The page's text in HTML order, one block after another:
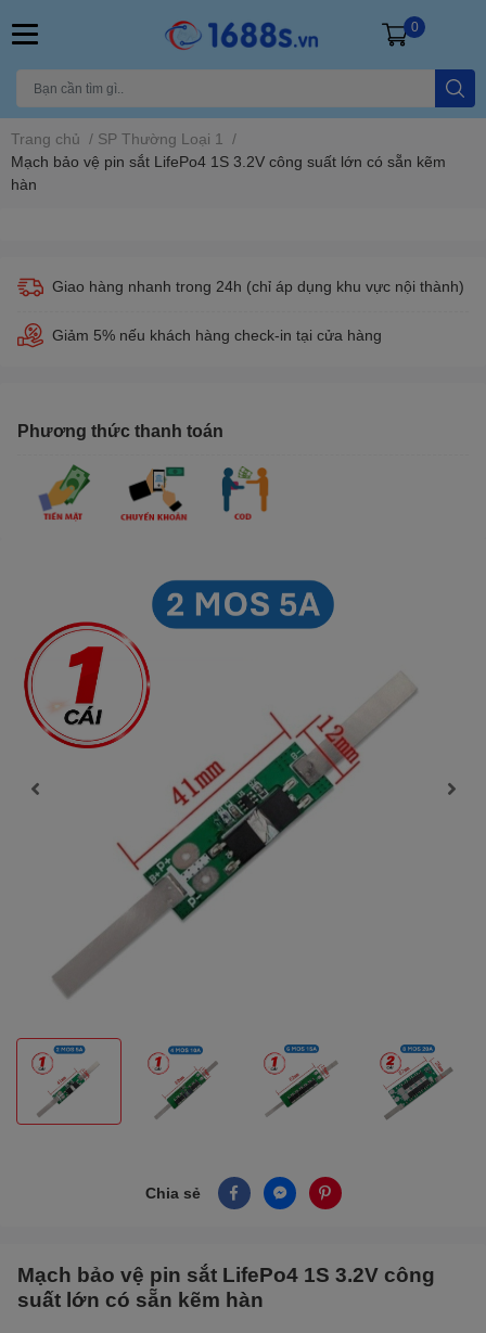
0
Trang chủ / SP Thường Loại 1
/
Mạch bảo vệ pin sắt LifePo4 1S 3.2V công suất lớn có sẵn kẽm
hàn
Giao hàng nhanh trong 24h (chỉ áp dụng khu vực nội thành)
Giảm 5% nếu khách hàng check-in tại cửa hàng
Phương thức thanh toán
Chia sẻ
Mạch bảo vệ pin sắt LifePo4 1S 3.2V công
suất lớn có sẵn kẽm hàn